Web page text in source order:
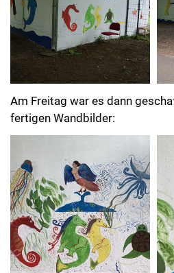
Am Freitag war es dann
fertigen Wandbilder: